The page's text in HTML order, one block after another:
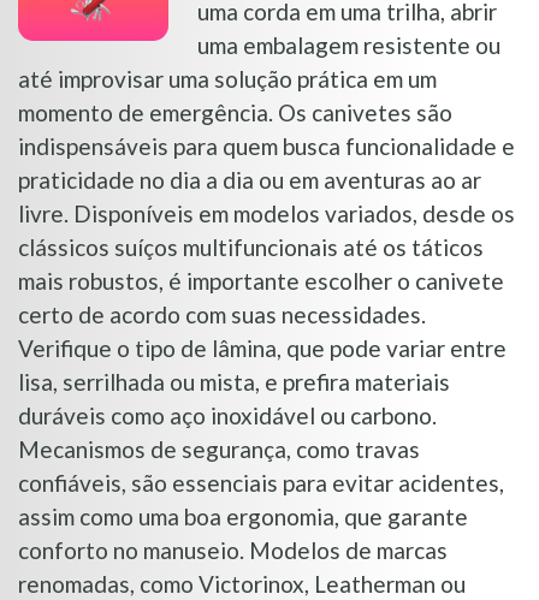
uma corda em uma trilha, abrir
uma embalagem resistente ou
até improvisar uma solução prática em um
momento de emergência. Os canivetes são
indispensáveis para quem busca funcionalidade e
praticidade no dia a dia ou em aventuras ao ar
livre. Disponíveis em modelos variados, desde os
clássicos suíços multifuncionais até os táticos
mais robustos, é importante escolher o canivete
certo de acordo com suas necessidades.
Verifique o tipo de lâmina, que pode variar entre
lisa, serrilhada ou mista, e prefira materiais
duráveis como aço inoxidável ou carbono.
Mecanismos de segurança, como travas
confiáveis, são essenciais para evitar acidentes,
assim como uma boa ergonomia, que garante
conforto no manuseio. Modelos de marcas
renomadas, como Victorinox, Leatherman ou